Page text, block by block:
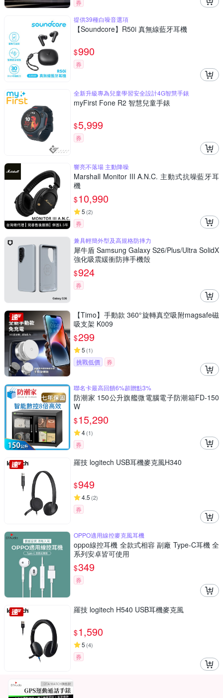
券
提供39種白噪音選項
【Soundcore】R50i 真無線藍牙耳機
$990
券
全新升級專為兒童學習安全設計4G智慧手錶
myFirst Fone R2 智慧兒童手錶
$5,999
券
響亮不落場 主動降噪
Marshall Monitor III A.N.C. 主動式抗噪藍牙耳
機
$10,990
5 (2)
券
兼具輕簡外型及高規格防摔力
犀牛盾 Samsung Galaxy S26/Plus/Ultra SolidX
強化吸震緩衝防摔手機殼
$924
券
【Timo】手動款 360°旋轉真空吸附magsafe磁
吸支架 K009
$299
5 (1)
挑戰低價 券
聯名卡最高回饋6%超贈點3%
防潮家 150公升旗艦微電腦電子防潮箱FD-150
W
$15,290
4(1)
券
羅技 logitech USB耳機麥克風H340
$949
4.5 (2)
券
OPPO適用線控麥克風耳機
oppo線控耳機 全款式相容 副廠 Type-C耳機 全
系列安卓皆可使用
$349
券
羅技 logitech H540 USB耳機麥克風
$1,590
5 (4)
券